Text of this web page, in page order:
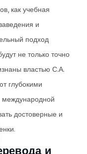
как учебная
и
подход
не только точно
властью С.А.
глубокими
международной
достоверные и
и